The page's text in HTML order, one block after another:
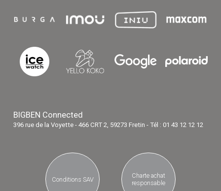
BIGBEN Connected
396 rue de la Voyette - 466 CRT 2, 59273 Fretin - Tél : 01 43 12 12 12
Conditions SAV
Charte achat
responsable